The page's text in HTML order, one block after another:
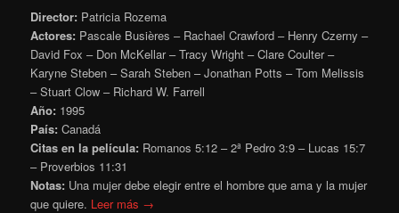
Director: Patricia Rozema
Actores: Pascale Busières – Rachael Crawford – Henry Czerny –
David Fox – Don McKellar – Tracy Wright – Clare Coulter –
Karyne Steben – Sarah Steben – Jonathan Potts – Tom Melissis
– Stuart Clow – Richard W. Farrell
Año: 1995
País: Canadá
Citas en la película: Romanos 5:12 – 2ª Pedro 3:9 – Lucas 15:7
– Proverbios 11:31
Notas: Una mujer debe elegir entre el hombre que ama y la mujer
que quiere. Leer más →